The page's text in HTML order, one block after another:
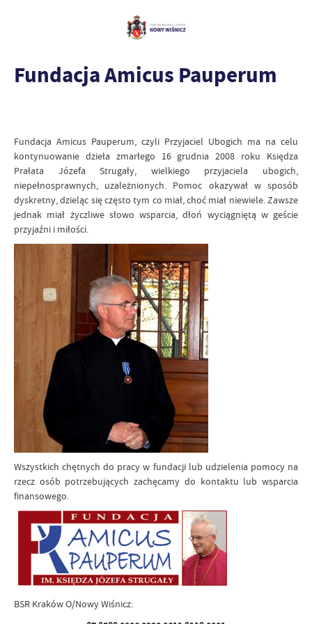
Fundacja Amicus Pauperum
Fundacja Amicus Pauperum, czyli Przyjaciel Ubogich ma na celu
kontynuowanie dzieła zmarłego 16 grudnia 2008 roku Księdza
Prałata Józefa Strugały, wielkiego przyjaciela ubogich,
niepełnosprawnych, uzależnionych. Pomoc okazywał w sposób
dyskretny, dzieląc się często tym co miał, choć miał niewiele. Zawsze
jednak miał życzliwe słowo wsparcia, dłoń wyciągniętą w geście
przyjaźni i miłości.
Wszystkich chętnych do pracy w fundacji lub udzielenia pomocy na
rzecz osób potrzebujących zachęcamy do kontaktu lub wsparcia
finansowego.
BSR Kraków O/Nowy Wiśnicz: